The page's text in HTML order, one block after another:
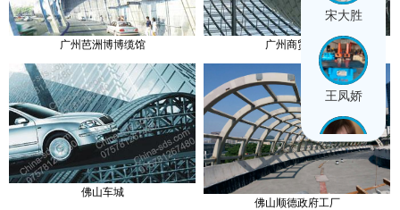
广州芭洲博博缆馆 广州商贸大厦
佛山车城
佛山顺德政府工厂
宋大胜
王凤娇
闫思雨